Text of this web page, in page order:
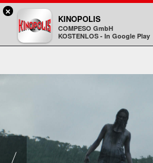
Kinopolis
×
KINOPOLIS
COMPESO GmbH
KOSTENLOS - In Google Play